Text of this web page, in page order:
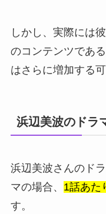
しかし、実際には
のコンテンツであ
はさらに増加する
浜辺美波のドラ
浜辺美波さんのド
マの場合、 1話あた
す。